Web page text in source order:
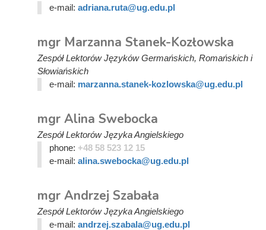
e-mail: adriana.ruta@ug.edu.pl
mgr Marzanna Stanek-Kozłowska
Zespół Lektorów Języków Germańskich, Romańskich i
Słowiańskich
e-mail: marzanna.stanek-kozlowska@ug.edu.pl
mgr Alina Swebocka
Zespół Lektorów Języka Angielskiego
phone: +48 58 523 12 15
e-mail: alina.swebocka@ug.edu.pl
mgr Andrzej Szabała
Zespół Lektorów Języka Angielskiego
e-mail: andrzej.szabala@ug.edu.pl